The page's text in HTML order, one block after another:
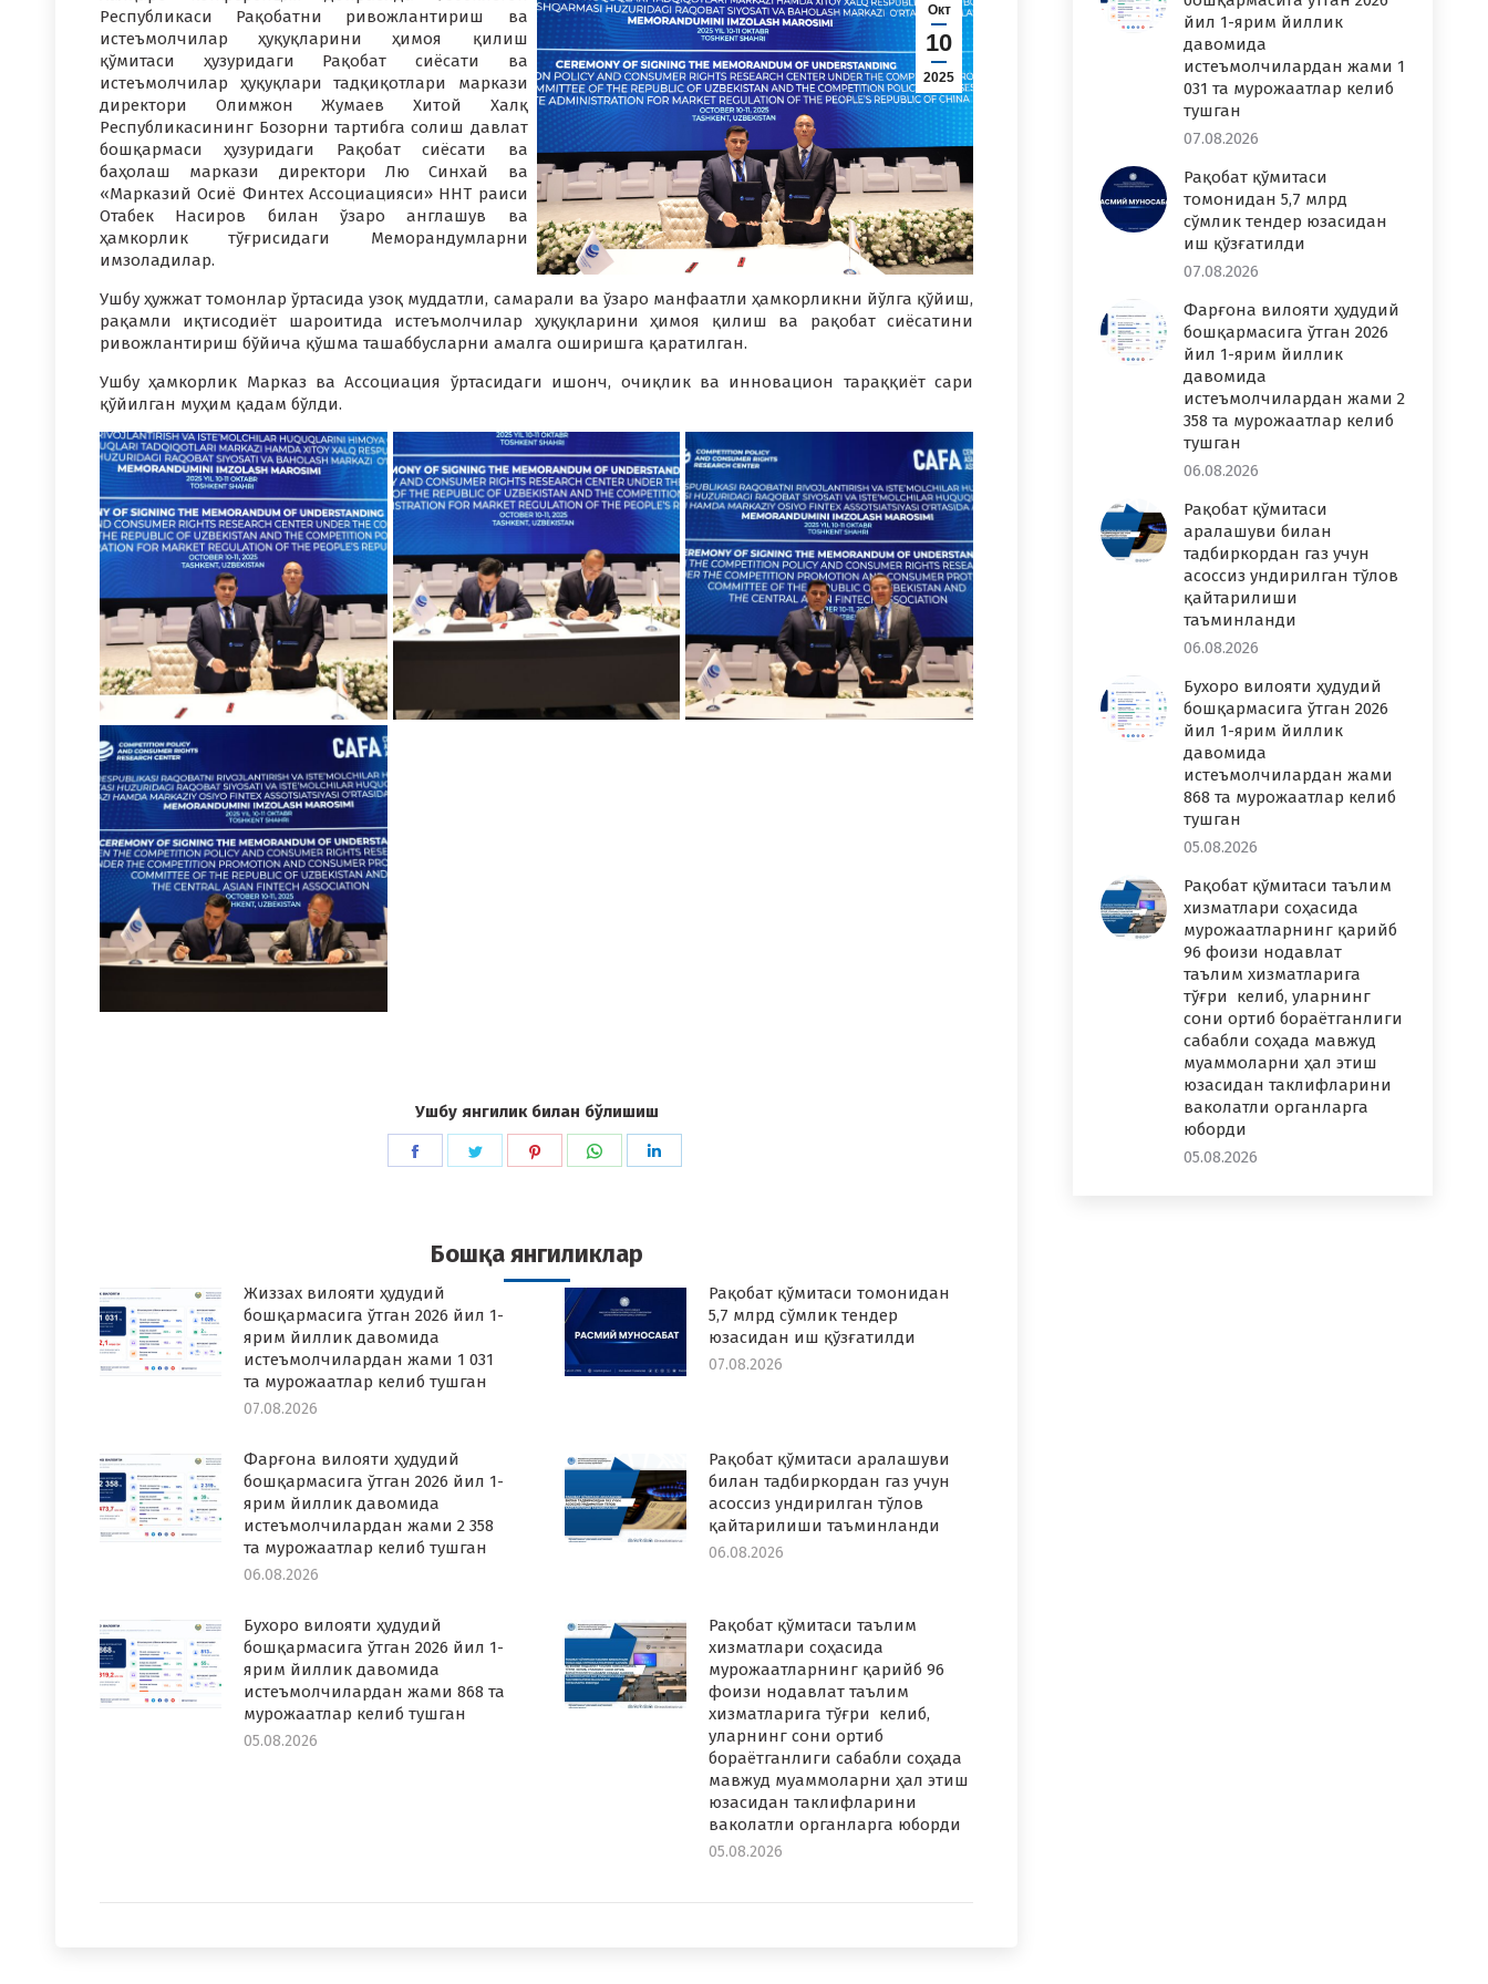
Окт
10
2025
Республикаси Рақобатни ривожлантириш ва
истеъмолчилар ҳуқуқларини ҳимоя қилиш
қўмитаси ҳузуридаги Рақобат сиёсати ва
истеъмолчилар ҳуқуқлари тадқиқотлари маркази
директори Олимжон Жумаев Хитой Халқ
Республикасининг Бозорни тартибга солиш давлат
бошқармаси ҳузуридаги Рақобат сиёсати ва
баҳолаш маркази директори Лю Синхай ва
«Марказий Осиё Финтех Ассоциацияси» ННТ раиси
Отабек Насиров билан ўзаро англашув ва
ҳамкорлик тўғрисидаги Меморандумларни
имзоладилар.
Ушбу ҳужжат томонлар ўртасида узоқ муддатли, самарали ва ўзаро манфаатли ҳамкорликни йўлга қўйиш,
рақамли иқтисодиёт шароитида истеъмолчилар ҳуқуқларини ҳимоя қилиш ва рақобат сиёсатини
ривожлантириш бўйича қўшма ташаббусларни амалга оширишга қаратилган.
Ушбу ҳамкорлик Марказ ва Ассоциация ўртасидаги ишонч, очиқлик ва инновацион тараққиёт сари
қўйилган муҳим қадам бўлди.
Ушбу янгилик билан бўлишиш
Share
Share
Share
Share
Бошқа янгиликлар
Жиззах вилояти ҳудудий
бошқармасига ўтган 2026 йил 1-
ярим йиллик давомида
истеъмолчилардан жами 1 031
та мурожаатлар келиб тушган
07.08.2026
Рақобат қўмитаси томонидан
5,7 млрд сўмлик тендер
юзасидан иш қўзғатилди
07.08.2026
Фарғона вилояти ҳудудий
бошқармасига ўтган 2026 йил 1-
ярим йиллик давомида
истеъмолчилардан жами 2 358
та мурожаатлар келиб тушган
06.08.2026
Рақобат қўмитаси аралашуви
билан тадбиркордан газ учун
асоссиз ундирилган тўлов
қайтарилиши таъминланди
06.08.2026
Бухоро вилояти ҳудудий
бошқармасига ўтган 2026 йил 1-
ярим йиллик давомида
истеъмолчилардан жами 868 та
мурожаатлар келиб тушган
05.08.2026
Рақобат қўмитаси таълим
хизматлари соҳасида
мурожаатларнинг қарийб 96
фоизи нодавлат таълим
хизматларига тўғри келиб,
уларнинг сони ортиб
бораётганлиги сабабли соҳада
мавжуд муаммоларни ҳал этиш
юзасидан таклифларини
ваколатли органларга юборди
05.08.2026
йил 1-ярим йиллик
давомида
истеъмолчилардан жами 1
031 та мурожаатлар келиб
тушган
07.08.2026
Рақобат қўмитаси
томонидан 5,7 млрд
сўмлик тендер юзасидан
иш қўзғатилди
07.08.2026
Фарғона вилояти ҳудудий
бошқармасига ўтган 2026
йил 1-ярим йиллик
давомида
истеъмолчилардан жами 2
358 та мурожаатлар келиб
тушган
06.08.2026
Рақобат қўмитаси
аралашуви билан
тадбиркордан газ учун
асоссиз ундирилган тўлов
қайтарилиши
таъминланди
06.08.2026
Бухоро вилояти ҳудудий
бошқармасига ўтган 2026
йил 1-ярим йиллик
давомида
истеъмолчилардан жами
868 та мурожаатлар келиб
тушган
05.08.2026
Рақобат қўмитаси таълим
хизматлари соҳасида
мурожаатларнинг қарийб
96 фоизи нодавлат
таълим хизматларига
тўғри келиб, уларнинг
сони ортиб бораётганлиги
сабабли соҳада мавжуд
муаммоларни ҳал этиш
юзасидан таклифларини
ваколатли органларга
юборди
05.08.2026